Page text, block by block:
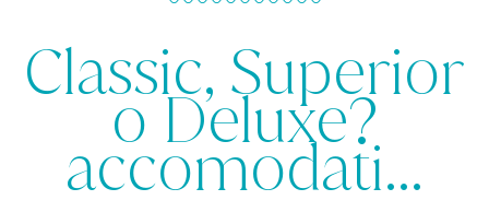
Classic, Superior
o Deluxe?
accomodati...